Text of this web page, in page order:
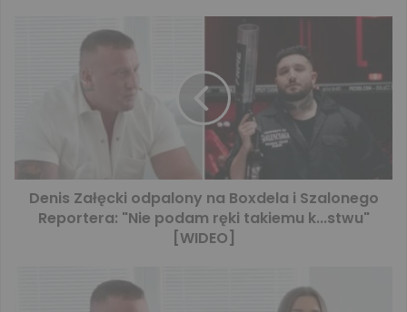
Denis Załęcki odpalony na Boxdela i Szalonego
Reportera: "Nie podam ręki takiemu k...stwu"
[WIDEO]